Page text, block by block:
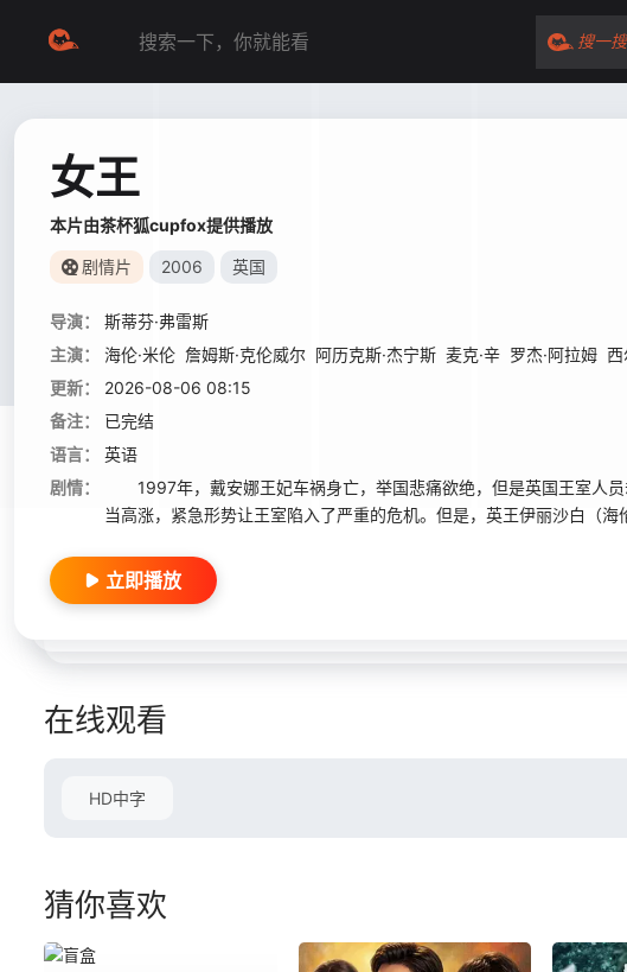
搜一搜
女王
本片由茶杯狐cupfox提供播放
剧情片 2006 英国
导演：
斯蒂芬·弗雷斯
主演：
海伦·米伦 詹姆斯·克伦威尔 阿历克斯·杰宁斯 麦克·辛 罗杰·阿拉姆 西
更新：
2026-08-06 08:15
备注：
已完结
语言：
英语
剧情：
1997年，戴安娜王妃车祸身亡，举国悲痛欲绝，但是英国王室人员
当高涨，紧急形势让王室陷入了严重的危机。但是，英王伊丽沙白（
立即播放
在线观看
HD中字
猜你喜欢